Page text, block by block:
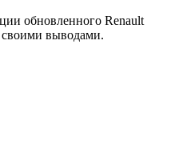
обновленного Renault
выводами.